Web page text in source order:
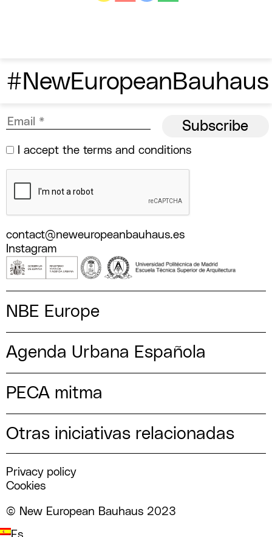
#NewEuropeanBauhaus
I accept the terms and conditions
contact@neweuropeanbauhaus.es
Instagram
NBE Europe
Agenda Urbana Española
PECA mitma
Otras iniciativas relacionadas
Privacy policy
Cookies
© New European Bauhaus 2023
Es